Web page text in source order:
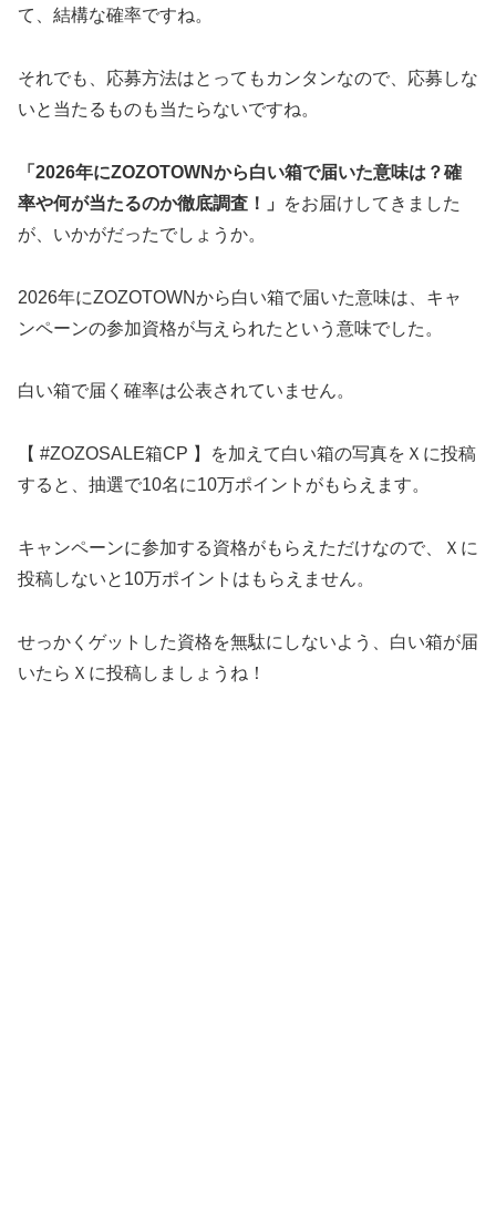
て、結構な確率ですね。
それでも、応募方法はとってもカンタンなので、応募しな
いと当たるものも当たらないですね。
「2026年にZOZOTOWNから白い箱で届いた意味は？確
率や何が当たるのか徹底調査！」
をお届けしてきました
が、いかがだったでしょうか。
2026年にZOZOTOWNから白い箱で届いた意味は、キャ
ンペーンの参加資格が与えられたという意味でした。
白い箱で届く確率は公表されていません。
【 #ZOZOSALE箱CP 】を加えて白い箱の写真をＸに投稿
すると、抽選で10名に10万ポイントがもらえます。
キャンペーンに参加する資格がもらえただけなので、Ｘに
投稿しないと10万ポイントはもらえません。
せっかくゲットした資格を無駄にしないよう、白い箱が届
いたらＸに投稿しましょうね！